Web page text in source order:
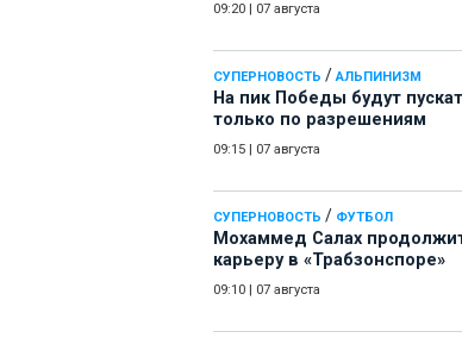
09:20 07 августа
СУПЕРНОВОСТЬ / АЛЬПИНИЗМ
На пик Победы будут
только по разрешениям
09:15 07 августа
СУПЕРНОВОСТЬ / ФУТБОЛ
Мохаммед Салах
карьеру в «Трабзонспоре»
09:10 07 августа